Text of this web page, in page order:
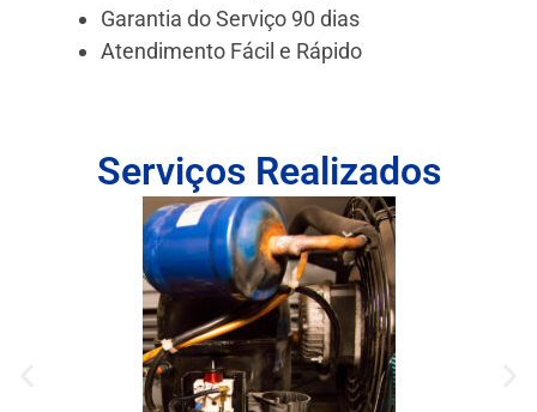
Garantia do Serviço 90 dias
Atendimento Fácil e Rápido
Serviços Realizados